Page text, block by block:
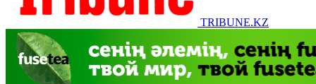
TRIBUNE.KZ